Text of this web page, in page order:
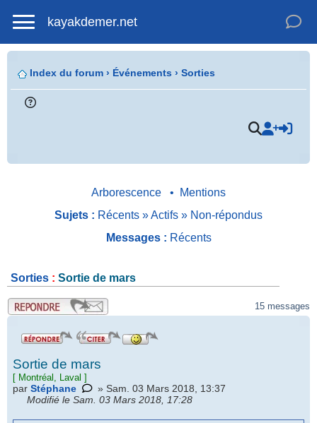
kayakdemer.net
Index du forum › Événements › Sorties
Arborescence •
Mentions
Sujets : Récents »Actifs » Non-répondus
Messages : Récents
Sorties : Sortie de mars
.
15 messages
Sortie de mars
[ Montréal, Laval ]
par Stéphane
» Sam. 03 Mars 2018, 13:37
Modifié le Sam. 03 Mars 2018, 17:28